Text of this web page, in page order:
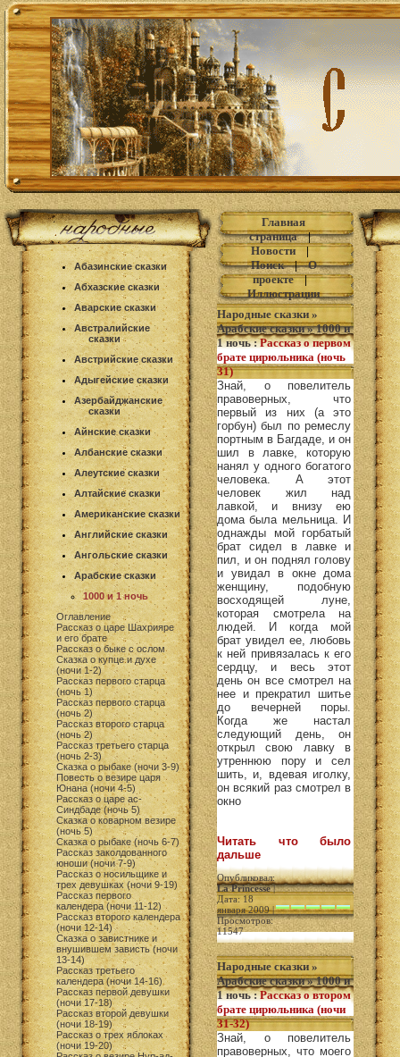
Абазинские сказки
Абхазские сказки
Аварские сказки
Австралийские
сказки
Австрийские сказки
Адыгейские сказки
Азербайджанские
сказки
Айнские сказки
Албанские сказки
Алеутские сказки
Алтайские сказки
Американские сказки
Английские сказки
Ангольские сказки
Арабские сказки
1000 и 1 ночь
Оглавление
Рассказ о царе Шахрияре
и его брате
Рассказ о быке с ослом
Сказка о купце и духе
(ночи 1-2)
Рассказ первого старца
(ночь 1)
Рассказ первого старца
(ночь 2)
Рассказ второго старца
(ночь 2)
Рассказ третьего старца
(ночь 2-3)
Сказка о рыбаке (ночи 3-9)
Повесть о везире царя
Юнана (ночи 4-5)
Рассказ о царе ас-
Синдбаде (ночь 5)
Сказка о коварном везире
(ночь 5)
Сказка о рыбаке (ночь 6-7)
Рассказ заколдованного
юноши (ночи 7-9)
Рассказ о носильщике и
трех девушках (ночи 9-19)
Рассказ первого
календера (ночи 11-12)
Рассказ второго календера
(ночи 12-14)
Сказка о завистнике и
внушившем зависть (ночи
13-14)
Рассказ третьего
календера (ночи 14-16)
Рассказ первой девушки
(ночи 17-18)
Рассказ второй девушки
(ночи 18-19)
Рассказ о трех яблоках
(ночи 19-20)
Главная
страница|
Новости|
Поиск|О
проекте|
Иллюстрации
Народные сказки »
Арабские сказки»1000 и
1 ночь:Рассказ о первом
брате цирюльника (ночь
31)
Знай, о повелитель
правоверных, что
первый из них (а это
горбун) был по ремеслу
портным в Багдаде, и он
шил в лавке, которую
нанял у одного богатого
человека. А этот
человек жил над
лавкой, и внизу ею
дома была мельница. И
однажды мой горбатый
брат сидел в лавке и
пил, и он поднял голову
и увидал в окне дома
женщину, подобную
восходящей луне,
которая смотрела на
людей. И когда мой
брат увидел ее, любовь
к ней привязалась к его
сердцу, и весь этот
день он все смотрел на
нее и прекратил шитье
до вечерней поры.
Когда же настал
следующий день, он
открыл свою лавку в
утреннюю пору и сел
шить, и, вдевая иголку,
он всякий раз смотрел в
окно
Читать что было
дальше
Опубликовал:
La Princesse|
Дата: 18
января 2009 |
Просмотров:
11547
Народные сказки »
Арабские сказки»1000 и
1 ночь:Рассказ о втором
брате цирюльника (ночи
31-32)
Знай, о повелитель
правоверных, что моего